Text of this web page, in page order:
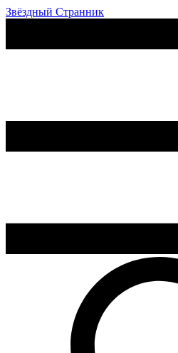
Звёздный Странник